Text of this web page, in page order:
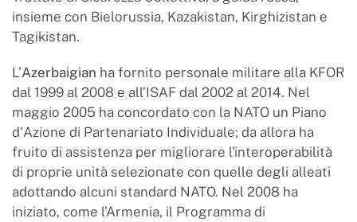
insieme con Bielorussia, Kazakistan, Kirghizistan e
Tagikistan.
L’Azerbaigian ha fornito personale militare alla KFOR
dal 1999 al 2008 e all’ISAF dal 2002 al 2014. Nel
maggio 2005 ha concordato con la NATO un Piano
d'Azione di Partenariato Individuale; da allora ha
fruito di assistenza per migliorare l'interoperabilità
di proprie unità selezionate con quelle degli alleati
adottando alcuni standard NATO. Nel 2008 ha
iniziato, come l’Armenia, il Programma di